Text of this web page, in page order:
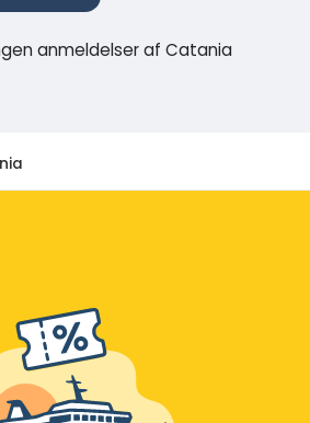
anmeldelser af Catania